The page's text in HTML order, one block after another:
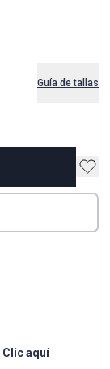
Guía de tallas
Clic aquí